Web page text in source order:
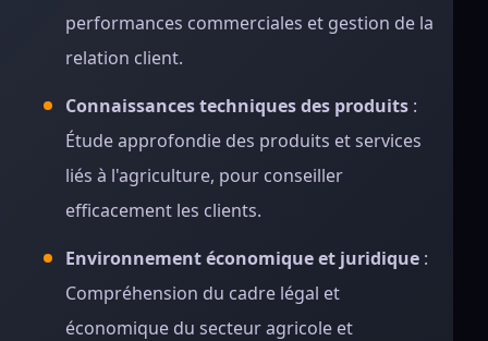
performances commerciales et gestion de la
relation client.
Connaissances techniques des produits :
Étude approfondie des produits et services
liés à l'agriculture, pour conseiller
efficacement les clients.
Environnement économique et juridique :
Compréhension du cadre légal et
économique du secteur agricole et